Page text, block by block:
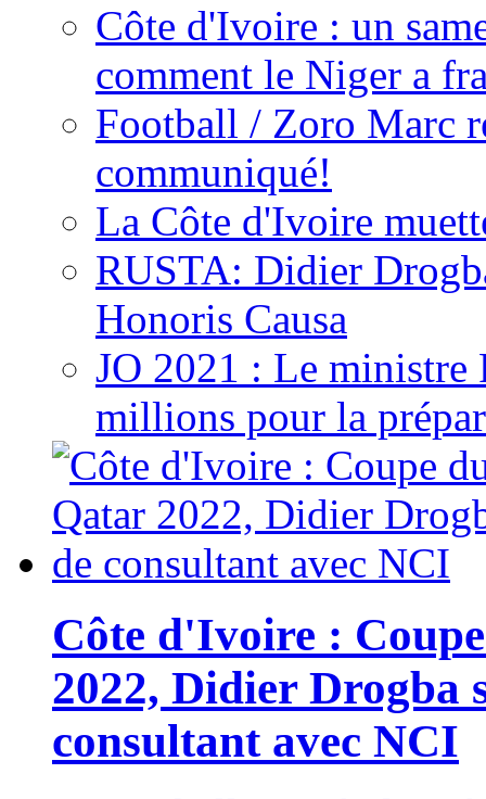
Côte d'Ivoire : un
comment le Niger a
Football / Zoro Marc
communiqué!
La Côte d'Ivoire
RUSTA: Didier
Honoris Causa
JO 2021 : Le ministre
millions pour la
Côte d'Ivoire :
2022, Didier Drogba
consultant avec NCI